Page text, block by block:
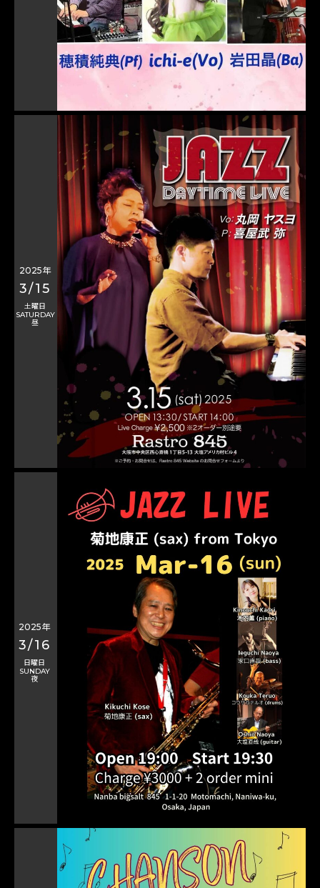
2025年
3/15
土曜日
SATURDAY
昼
2025年
3/16
日曜日
SUNDAY
夜